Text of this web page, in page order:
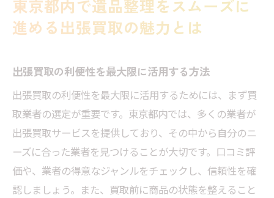
思い出を守るための査定ポイント
出張買取で安心整理東京都での遺品整理の新常
遺品整理を効率化するためのステップ
安心して利用できる出張買取の特徴
東京都での遺品整理における法令遵守
出張買取の過程で注意すべき点
買取前に知っておくべき事前準備
利用者が語る安心感の理由
東京都内で遺品整理をスムーズに
進める出張買取の魅力とは
出張買取の利便性を最大限に活用する方法
出張買取の利便性を最大限に活用するためには、まず買
取業者の選定が重要です。東京都内では、多くの業者が
出張買取サービスを提供しており、その中から自分のニ
ーズに合った業者を見つけることが大切です。口コミ評
価や、業者の得意なジャンルをチェックし、信頼性を確
認しましょう。また、買取前に商品の状態を整えること